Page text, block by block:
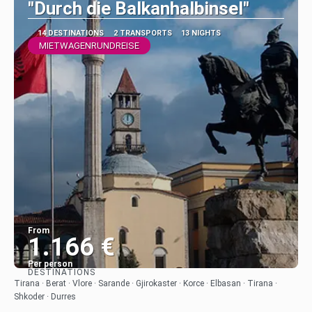
"Durch die Balkanhalbinsel"
14 DESTINATIONS 2 TRANSPORTS 13 NIGHTS
MIETWAGENRUNDREISE
From
1.166 €
Per person
See
DESTINATIONS
Tirana · Berat · Vlore · Sarande · Gjirokaster · Korce · Elbasan · Tirana ·
Shkoder · Durres